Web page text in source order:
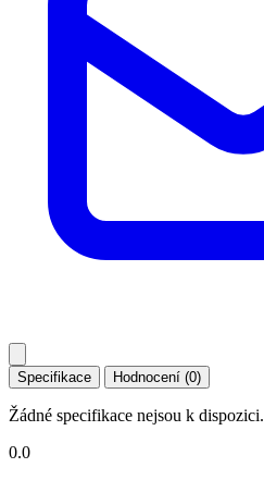
Specifikace Hodnocení (0)
Žádné specifikace nejsou k dispozici.
0.0